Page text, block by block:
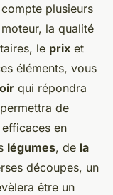
plusieurs
la qualité
le prix et
éléments, vous
qui répondra
de
en
légumes, de la
découpes, un
être un